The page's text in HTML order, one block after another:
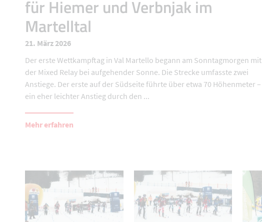
für Hiemer und Verbnjak im
Martelltal
21. März 2026
Der erste Wettkampftag in Val Martello begann am Sonntagmorgen mit
der Mixed Relay bei aufgehender Sonne. Die Strecke umfasste zwei
Anstiege. Der erste auf der Südseite führte über etwa 70 Höhenmeter –
ein eher leichter Anstieg durch den ...
Mehr erfahren